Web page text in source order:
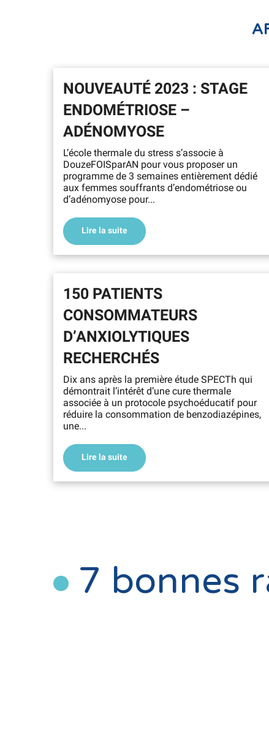
NOUVEAUTÉ 2023 : STAGE
ENDOMÉTRIOSE –
ADÉNOMYOSE
L’école thermale du stress s’associe à
DouzeFOISparAN pour vous proposer un
programme de 3 semaines entièrement dédié
aux femmes souffrants d’endométriose ou
d’adénomyose pour...
Lire la suite
150 PATIENTS
CONSOMMATEURS
D’ANXIOLYTIQUES
RECHERCHÉS
Dix ans après la première étude SPECTh qui
démontrait l’intérêt d’une cure thermale
associée à un protocole psychoéducatif pour
réduire la consommation de benzodiazépines,
une...
Lire la suite
7 bonnes